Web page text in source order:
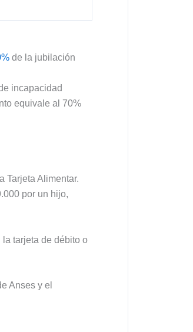
de la jubilación
incapacidad
equivale al 70%
Tarjeta Alimentar.
por un hijo,
tarjeta de débito o
Anses y el